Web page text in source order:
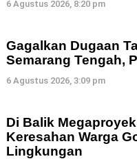
6 Agustus 2026, 8:20 pm
Gagalkan Dugaan
Semarang Tengah,
6 Agustus 2026, 3:09 pm
Di Balik
Keresahan Warga
Lingkungan